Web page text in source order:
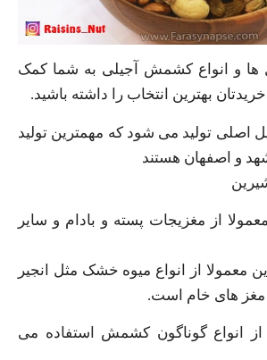
ها و انواع کشمش آجیلی به شما کمک
خریدتان بهترین انتخاب را داشته باشید.
اصلی تولید می شود که مهمترین تولید
و اصفهان هستند
از مغزیجات پسته و بادام و سایر
معمولا از انواع میوه خشک مثل انجیر
های خام است.
انواع گوناگون کشمش استفاده می